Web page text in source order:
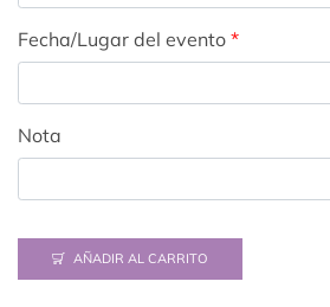
Fecha/Lugar del evento *
Nota
AÑADIR AL CARRITO